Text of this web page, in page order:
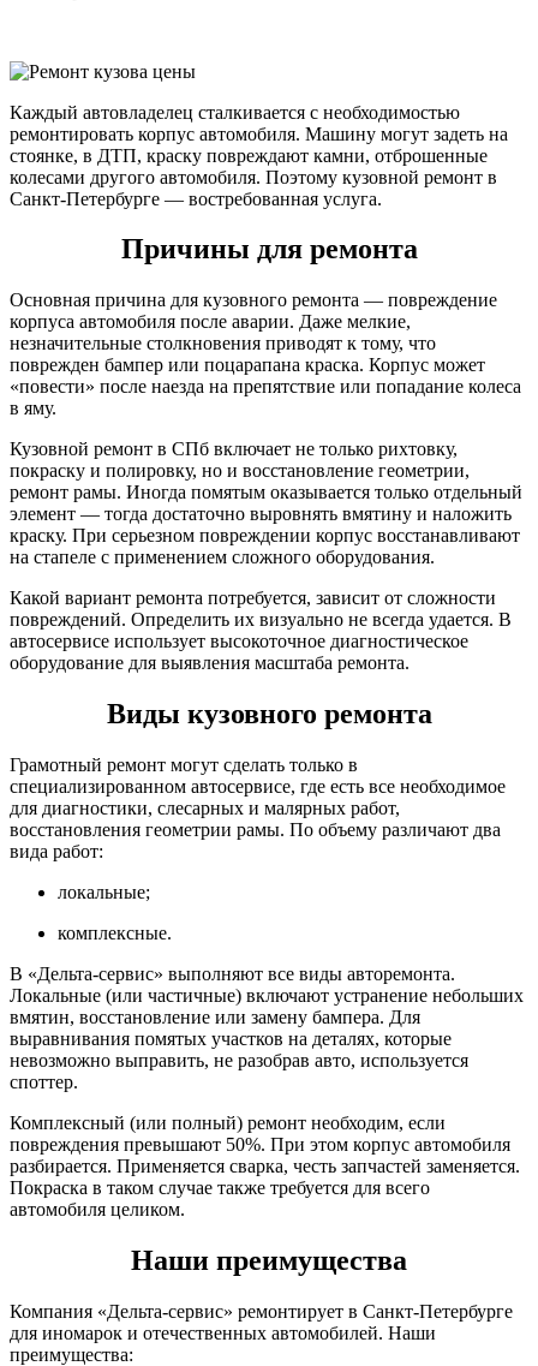
Каждый автовладелец сталкивается с необходимостью
ремонтировать корпус автомобиля. Машину могут задеть на
стоянке, в ДТП, краску повреждают камни, отброшенные
колесами другого автомобиля. Поэтому кузовной ремонт в
Санкт-Петербурге — востребованная услуга.
Причины для ремонта
Основная причина для кузовного ремонта — повреждение
корпуса автомобиля после аварии. Даже мелкие,
незначительные столкновения приводят к тому, что
поврежден бампер или поцарапана краска. Корпус может
«повести» после наезда на препятствие или попадание колеса
в яму.
Кузовной ремонт в СПб включает не только рихтовку,
покраску и полировку, но и восстановление геометрии,
ремонт рамы. Иногда помятым оказывается только отдельный
элемент — тогда достаточно выровнять вмятину и наложить
краску. При серьезном повреждении корпус восстанавливают
на стапеле с применением сложного оборудования.
Какой вариант ремонта потребуется, зависит от сложности
повреждений. Определить их визуально не всегда удается. В
автосервисе использует высокоточное диагностическое
оборудование для выявления масштаба ремонта.
Виды кузовного ремонта
Грамотный ремонт могут сделать только в
специализированном автосервисе, где есть все необходимое
для диагностики, слесарных и малярных работ,
восстановления геометрии рамы. По объему различают два
вида работ:
локальные;
комплексные.
В «Дельта-сервис» выполняют все виды авторемонта.
Локальные (или частичные) включают устранение небольших
вмятин, восстановление или замену бампера. Для
выравнивания помятых участков на деталях, которые
невозможно выправить, не разобрав авто, используется
споттер.
Комплексный (или полный) ремонт необходим, если
повреждения превышают 50%. При этом корпус автомобиля
разбирается. Применяется сварка, честь запчастей заменяется.
Покраска в таком случае также требуется для всего
автомобиля целиком.
Наши преимущества
Компания «Дельта-сервис» ремонтирует в Санкт-Петербурге
для иномарок и отечественных автомобилей. Наши
преимущества: